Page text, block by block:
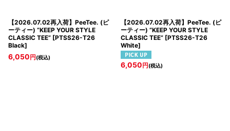
【2026.07.02再入荷】PeeTee. (ピ
ーティー) “KEEP YOUR STYLE
CLASSIC TEE” [PTSS26-T26
Black]
6,050円(税込)
【2026.07.02再入荷】PeeTee. (ピ
ーティー) “KEEP YOUR STYLE
CLASSIC TEE” [PTSS26-T26
White]
6,050円(税込)